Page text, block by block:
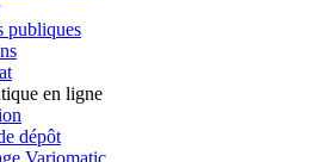
publiques
en ligne
dépôt
Variomatic